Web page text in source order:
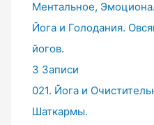
Ментальное,
Йога и Голодания.
йогов.
3 Записи
021. Йога и
Шаткармы.